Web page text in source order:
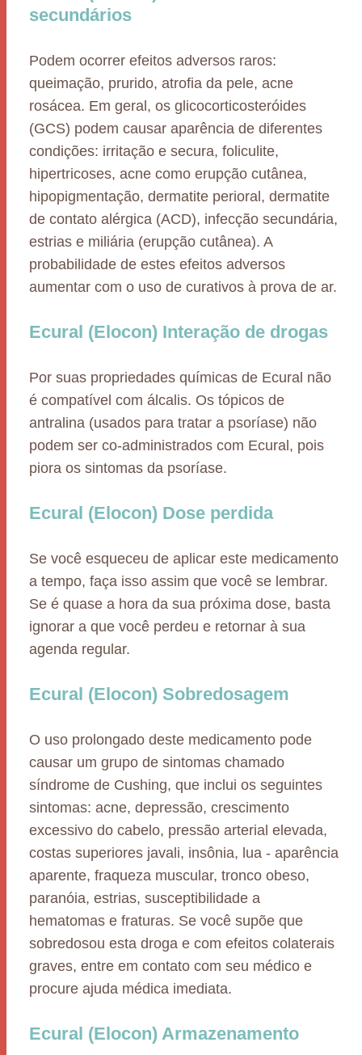
secundários
Podem ocorrer efeitos adversos raros:
queimação, prurido, atrofia da pele, acne
rosácea. Em geral, os glicocorticosteróides
(GCS) podem causar aparência de diferentes
condições: irritação e secura, foliculite,
hipertricoses, acne como erupção cutânea,
hipopigmentação, dermatite perioral, dermatite
de contato alérgica (ACD), infecção secundária,
estrias e miliária (erupção cutânea). A
probabilidade de estes efeitos adversos
aumentar com o uso de curativos à prova de ar.
Ecural (Elocon) Interação de drogas
Por suas propriedades químicas de Ecural não
é compatível com álcalis. Os tópicos de
antralina (usados para tratar a psoríase) não
podem ser co-administrados com Ecural, pois
piora os sintomas da psoríase.
Ecural (Elocon) Dose perdida
Se você esqueceu de aplicar este medicamento
a tempo, faça isso assim que você se lembrar.
Se é quase a hora da sua próxima dose, basta
ignorar a que você perdeu e retornar à sua
agenda regular.
Ecural (Elocon) Sobredosagem
O uso prolongado deste medicamento pode
causar um grupo de sintomas chamado
síndrome de Cushing, que inclui os seguintes
sintomas: acne, depressão, crescimento
excessivo do cabelo, pressão arterial elevada,
costas superiores javali, insônia, lua - aparência
aparente, fraqueza muscular, tronco obeso,
paranóia, estrias, susceptibilidade a
hematomas e fraturas. Se você supõe que
sobredosou esta droga e com efeitos colaterais
graves, entre em contato com seu médico e
procure ajuda médica imediata.
Ecural (Elocon) Armazenamento